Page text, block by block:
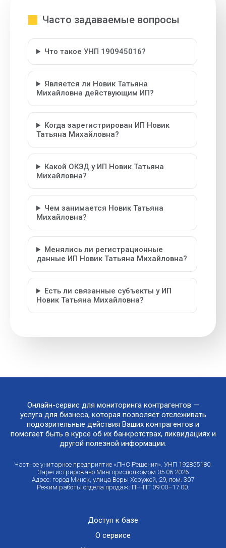
Часто задаваемые вопросы
Что такое УНП 190945016?
Является ли Новик Татьяна
Михайловна действующим ИП?
Когда зарегистрирован ИП Новик
Татьяна Михайловна?
Какой ОКЭД у ИП Новик Татьяна
Михайловна?
Чем занимается Новик Татьяна
Михайловна?
Менялись ли регистрационные
данные ИП Новик Татьяна Михайловна?
Есть ли связанные субъекты у ИП
Новик Татьяна Михайловна?
Онлайн-сервис для мониторинга контрагентов —
услуга для бизнеса, которая позволяет отслеживать
подозрительные действия Ваших контрагентов и
помогает быть в курсе об их банкротствах, ликвидациях и
другой полезной информации.
Частное унитарное предприятие «ЛНС Решения». УНП 192855180.
Зарегистрировано Мингорисполкомом 05.06.2026
Адрес: город Минск, улица Веры Хоружей, 29, пом. 307
Режим работы отдела продаж: ПН-ПТ 09:00–17:00.
Доступ к базе
О сервисе